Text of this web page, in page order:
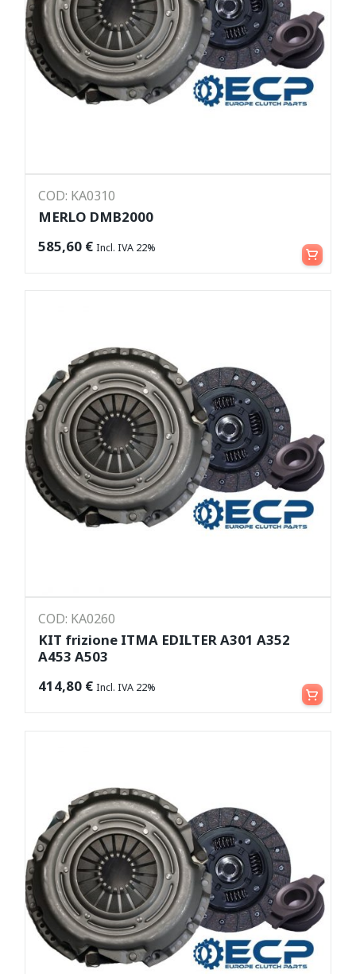
COD: KA0310
MERLO DMB2000
585,60 € Incl. IVA 22% Leggi tutto
COD: KA0260
KIT frizione ITMA EDILTER A301 A352
A453 A503
414,80 € Incl. IVA 22% Aggiungi al carrello